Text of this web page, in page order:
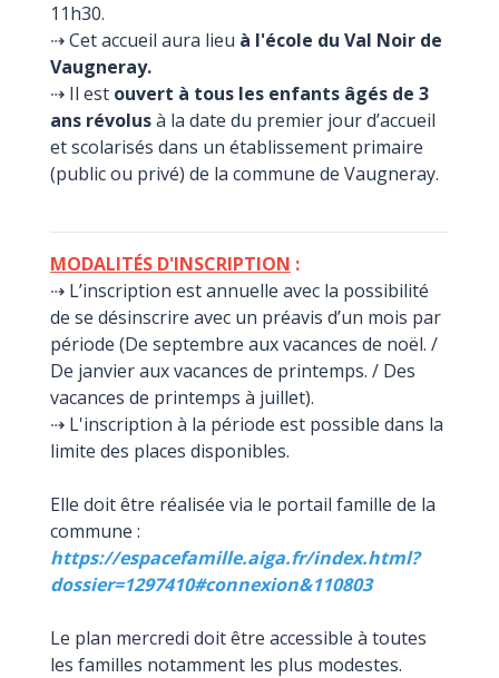
11h30.
⇢ Cet accueil aura lieu à l'école du Val Noir de
Vaugneray.
⇢ Il est ouvert à tous les enfants âgés de 3
ans révolusà la date du premier jour d’accueil
et scolarisés dans un établissement primaire
(public ou privé) de la commune de Vaugneray.
MODALITÉS D'INSCRIPTION :
⇢ L’inscription est annuelle avec la possibilité
de se désinscrire avec un préavis d’un mois par
période (De septembre aux vacances de noël. /
De janvier aux vacances de printemps. / Des
vacances de printemps à juillet).
⇢ L'inscription à la période est possible dans la
limite des places disponibles.
Elle doit être réalisée via le portail famille de la
commune :
https://espacefamille.aiga.fr/index.html?
dossier=1297410#connexion&110803
Le plan mercredi doit être accessible à toutes
les familles notamment les plus modestes.